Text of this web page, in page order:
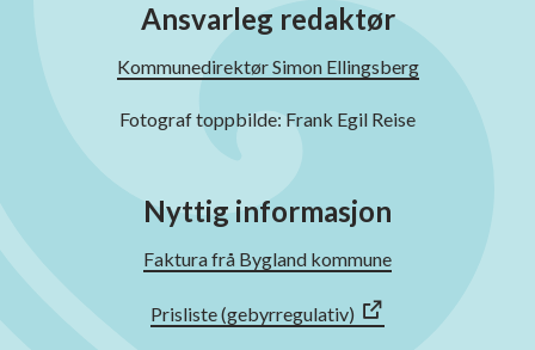
Ansvarleg redaktør
Kommunedirektør Simon Ellingsberg
Fotograf toppbilde: Frank Egil Reise
Nyttig informasjon
Faktura frå Bygland kommune
Prisliste (gebyrregulativ)